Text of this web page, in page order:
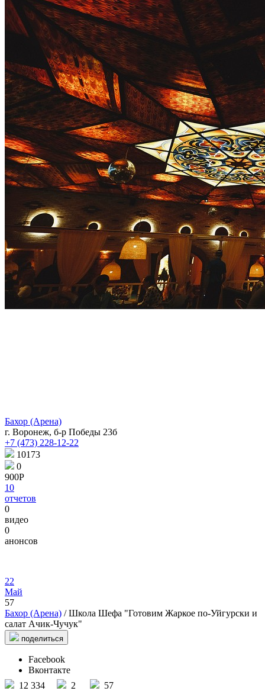
Бахор (Арена)
г. Воронеж, б-р Победы 23б
+7 (473) 228-12-22
10173
0
900Р
10
отчетов
0
видео
0
анонсов
22
Май
57
Бахор (Арена) / Школа Шефа "Готовим Жаркое по-Уйгурски и
салат Ачик-Чучук"
поделиться
Facebook
Вконтакте
12 334
2 57